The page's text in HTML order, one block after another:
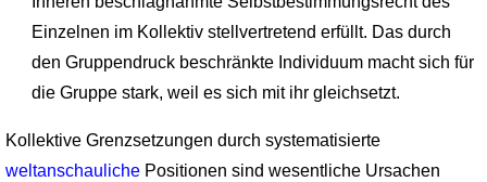
Einzelnen im Kollektiv stellver­tretend erfüllt. Das durch
den Gruppendruck beschränkte Individuum macht sich für
die Gruppe stark, weil es sich mit ihr gleichsetzt.
Kollektive Grenzsetzungen durch systematisierte
weltanschaulichePositionen sind wesentliche Ursachen